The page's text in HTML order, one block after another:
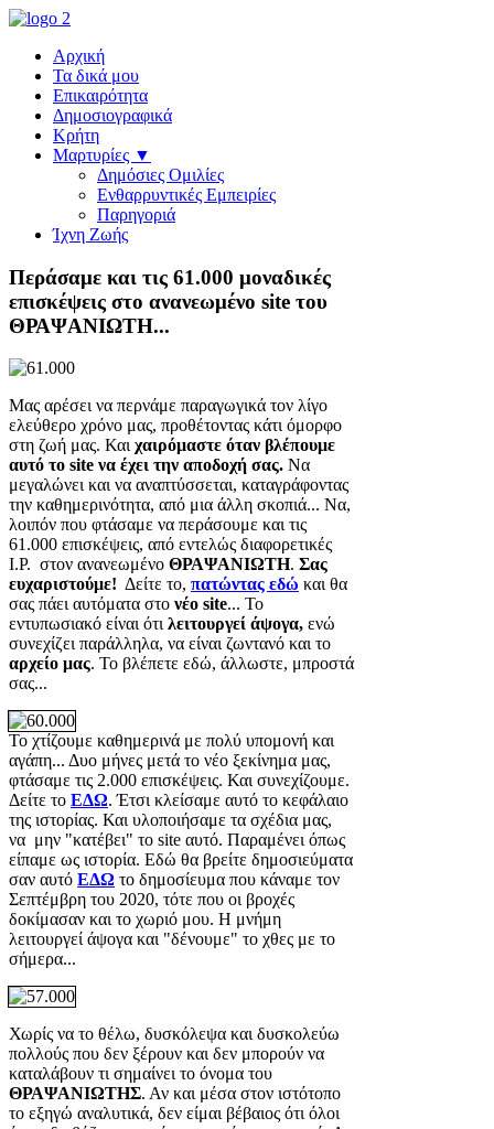
Αρχική
Τα δικά μου
Επικαιρότητα
Δημοσιογραφικά
Κρήτη
Μαρτυρίες ▼
Δημόσιες Ομιλίες
Ενθαρρυντικές Εμπειρίες
Παρηγοριά
Ίχνη Ζωής
Περάσαμε και τις 61.000 μοναδικές
επισκέψεις στο ανανεωμένο site του
ΘΡΑΨΑΝΙΩΤΗ...
Μας αρέσει να περνάμε παραγωγικά τον λίγο
ελεύθερο χρόνο μας, προθέτοντας κάτι όμορφο
στη ζωή μας. Καιχαιρόμαστε όταν βλέπουμε
αυτό το site να έχει την αποδοχή σας. Να
μεγαλώνει και να αναπτύσσεται, καταγράφοντας
την καθημερινότητα, από μια άλλη σκοπιά... Να,
λοιπόν που φτάσαμε να περάσουμε και τις
61.000 επισκέψεις, από εντελώς διαφορετικές
Ι.Ρ. στον ανανεωμένο ΘΡΑΨΑΝΙΩΤΗ. Σας
ευχαριστούμε! Δείτε το, πατώντας εδώ και θα
σας πάει αυτόματα στο νέο site... Το
εντυπωσιακό είναι ότιλειτουργεί άψογα, ενώ
συνεχίζει παράλληλα, να είναι ζωντανό και το
αρχείο μας. Το βλέπετε εδώ, άλλωστε, μπροστά
σας...
Το χτίζουμε καθημερινά με πολύ υπομονή και
αγάπη... Δυο μήνες μετά το νέο ξεκίνημα μας,
φτάσαμε τις 2.000 επισκέψεις. Και συνεχίζουμε.
Δείτε το ΕΔΩ. Έτσι κλείσαμε αυτό το κεφάλαιο
της ιστορίας. Και υλοποιήσαμε τα σχέδια μας,
να μην "κατέβει" το site αυτό. Παραμένει όπως
είπαμε ως ιστορία. Εδώ θα βρείτε δημοσιεύματα
σαν αυτό ΕΔΩ το δημοσίευμα που κάναμε τον
Σεπτέμβρη του 2020, τότε που οι βροχές
δοκίμασαν και το χωριό μου. Η μνήμη
λειτουργεί άψογα και "δένουμε" το χθες με το
σήμερα...
Χωρίς να το θέλω, δυσκόλεψα και δυσκολεύω
πολλούς που δεν ξέρουν και δεν μπορούν να
καταλάβουν τι σημαίνει το όνομα του
ΘΡΑΨΑΝΙΩΤΗΣ. Αν και μέσα στον ιστότοπο
το εξηγώ αναλυτικά, δεν είμαι βέβαιος ότι όλοι